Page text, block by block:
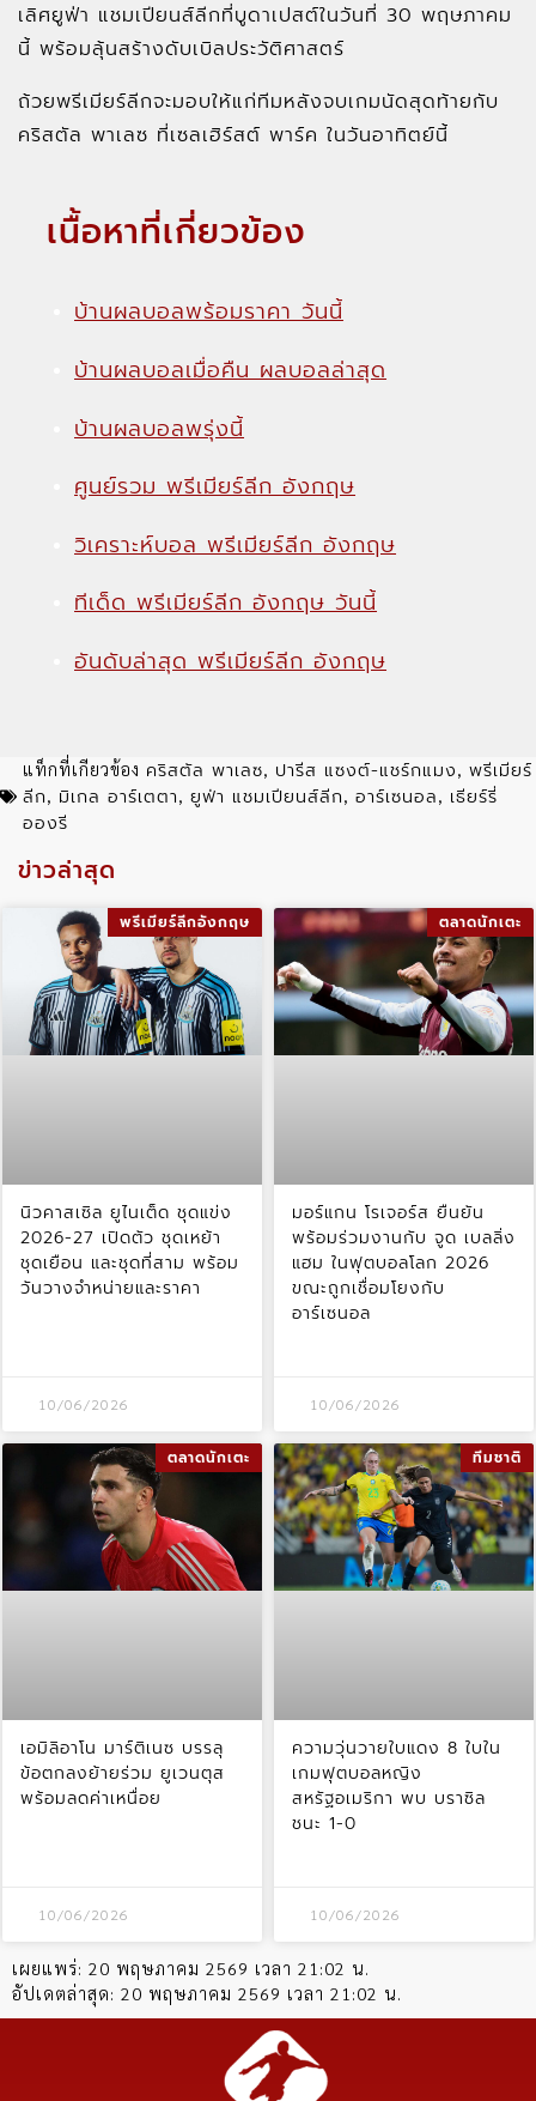
เลิศยูฟ่า แชมเปียนส์ลีกที่บูดาเปสต์ในวันที่ 30 พฤษภาคม
นี้ พร้อมลุ้นสร้างดับเบิลประวัติศาสตร์
ถ้วยพรีเมียร์ลีกจะมอบให้แก่ทีมหลังจบเกมนัดสุดท้ายกับ
คริสตัล พาเลซ ที่เซลเฮิร์สต์ พาร์ค ในวันอาทิตย์นี้
เนื้อหาที่เกี่ยวข้อง
บ้านผลบอลพร้อมราคา วันนี้
บ้านผลบอลเมื่อคืน ผลบอลล่าสุด
บ้านผลบอลพรุ่งนี้
ศูนย์รวม พรีเมียร์ลีก อังกฤษ
วิเคราะห์บอล พรีเมียร์ลีก อังกฤษ
ทีเด็ด พรีเมียร์ลีก อังกฤษ วันนี้
อันดับล่าสุด พรีเมียร์ลีก อังกฤษ
แท็กที่เกียวข้อง คริสตัล พาเลซ, ปารีส แซงต์-แชร์กแมง, พรีเมียร์
ลีก, มิเกล อาร์เตตา, ยูฟ่า แชมเปียนส์ลีก, อาร์เซนอล, เธียร์รี่
อองรี
ข่าวล่าสุด
พรีเมียร์ลีกอังกฤษ
นิวคาสเซิล ยูไนเต็ด ชุดแข่ง
2026-27 เปิดตัว ชุดเหย้า
ชุดเยือน และชุดที่สาม พร้อม
วันวางจำหน่ายและราคา
10/06/2026
ตลาดนักเตะ
มอร์แกน โรเจอร์ส ยืนยัน
พร้อมร่วมงานกับ จูด เบลลิ่ง
แฮม ในฟุตบอลโลก 2026
ขณะถูกเชื่อมโยงกับ
อาร์เซนอล
10/06/2026
ตลาดนักเตะ
เอมิลิอาโน มาร์ติเนซ บรรลุ
ข้อตกลงย้ายร่วม ยูเวนตุส
พร้อมลดค่าเหนื่อย
10/06/2026
ทีมชาติ
ความวุ่นวายใบแดง 8 ใบใน
เกมฟุตบอลหญิง
สหรัฐอเมริกา พบ บราซิล
ชนะ 1-0
10/06/2026
เผยแพร่: 20 พฤษภาคม 2569 เวลา 21:02 น.
อัปเดตล่าสุด: 20 พฤษภาคม 2569 เวลา 21:02 น.